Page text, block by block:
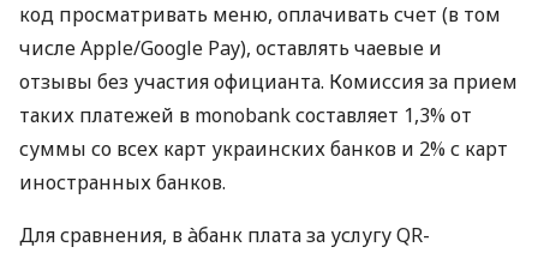
код просматривать меню, оплачивать счет (в том
числе Apple/Google Pay), оставлять чаевые и
отзывы без участия официанта. Комиссия за прием
таких платежей в monobank составляет 1,3% от
суммы со всех карт украинских банков и 2% с карт
иностранных банков.
Для сравнения, в àбанк плата за услугу QR-